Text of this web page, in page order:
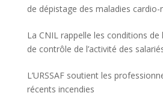
de dépistage des maladies cardio-
La CNIL rappelle les conditions de
de contrôle de l’activité des
L’URSSAF soutient les
récents incendies